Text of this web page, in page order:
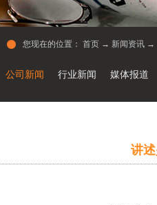
公司新闻 行业新闻 媒体报道
您现在的位置： 首页 → 新闻资讯 →
讲